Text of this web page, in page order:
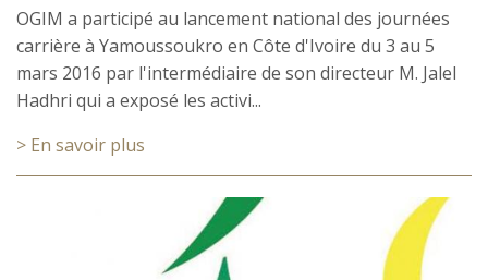
OGIM a participé au lancement national des journées
carrière à Yamoussoukro en Côte d'Ivoire du 3 au 5
mars 2016 par l'intermédiaire de son directeur M. Jalel
Hadhri qui a exposé les activi...
> En savoir plus